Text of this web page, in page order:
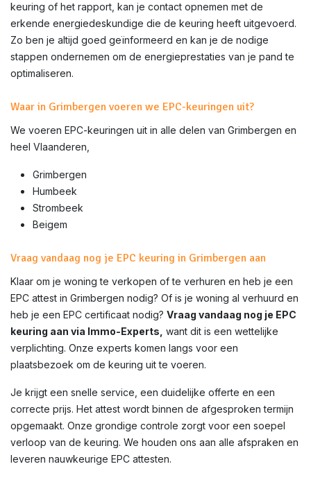
keuring of het rapport, kan je contact opnemen met de
erkende energiedeskundige die de keuring heeft uitgevoerd.
Zo ben je altijd goed geïnformeerd en kan je de nodige
stappen ondernemen om de energieprestaties van je pand te
optimaliseren.
Waar in Grimbergen voeren we EPC-keuringen uit?
We voeren EPC-keuringen uit in alle delen van Grimbergen en
heel Vlaanderen,
Grimbergen
Humbeek
Strombeek
Beigem
Vraag vandaag nog je EPC keuring in Grimbergen aan
Klaar om je woning te verkopen of te verhuren en heb je een
EPC attest in Grimbergen nodig? Of is je woning al verhuurd en
heb je een EPC certificaat nodig? Vraag vandaag nog je EPC
keuring aan via Immo-Experts, want dit is een wettelijke
verplichting. Onze experts komen langs voor een
plaatsbezoek om de keuring uit te voeren.
Je krijgt een snelle service, een duidelijke offerte en een
correcte prijs. Het attest wordt binnen de afgesproken termijn
opgemaakt. Onze grondige controle zorgt voor een soepel
verloop van de keuring. We houden ons aan alle afspraken en
leveren nauwkeurige EPC attesten.